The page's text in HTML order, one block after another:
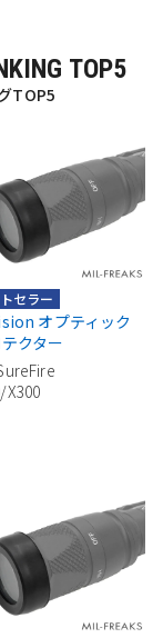
TOP5
TOP5
セラー
オプティック
クター
X300